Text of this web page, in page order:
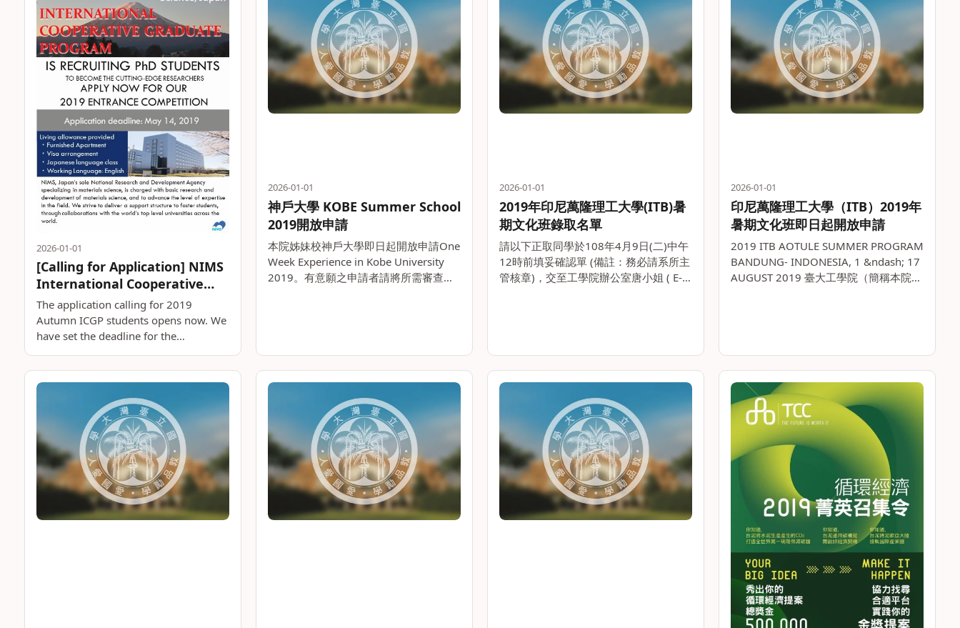
2026-01-01
[Calling for Application] NIMS
International Cooperative
Graduate Program
The application calling for 2019
Autumn ICGP students opens now. We
have set the deadline for the
acceptance of Graduate。。
2026-01-01
神戶大學 KOBE Summer School
2019開放申請
本院姊妹校神戶大學即日起開放申請One
Week Experience in Kobe University
2019。有意願之申請者請將所需審查資
2026-01-01
2019年印尼萬隆理工大學(ITB)暑
期文化班錄取名單
請以下正取同學於108年4月9日(二)中午
12時前填妥確認單 (備註：務必請系所主
管核章)，交至工學院辦公室唐小姐 ( E-
2026-01-01
印尼萬隆理工大學（ITB）2019年
暑期文化班即日起開放申請
2019 ITB AOTULE SUMMER PROGRAM
BANDUNG- INDONESIA, 1 &ndash; 17
AUGUST 2019 臺大工學院（簡稱本院）